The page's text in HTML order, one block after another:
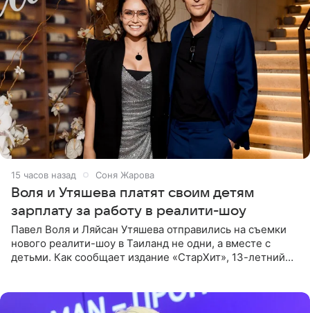
15 часов назад Соня Жарова
Воля и Утяшева платят своим детям
зарплату за работу в реалити-шоу
Павел Воля и Ляйсан Утяшева отправились на съемки
нового реалити-шоу в Таиланд не одни, а вместе с
детьми. Как сообщает издание «СтарХит», 13-летний